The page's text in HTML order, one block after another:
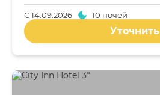
С14.09.2026 10 ночей
Уточнить